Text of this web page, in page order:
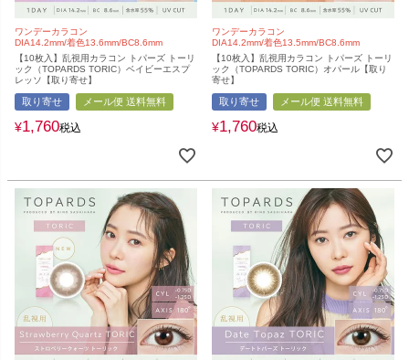
ワンデーカラコン
DIA14.2mm/着色13.6mm/BC8.6mm
【10枚入】乱視用カラコン トパーズ トーリ
ック（TOPARDS TORIC）ベイビーエスプ
レッソ【取り寄せ】
取り寄せ メール便 送料無料
¥1,760税込
ワンデーカラコン
DIA14.2mm/着色13.5mm/BC8.6mm
【10枚入】乱視用カラコン トパーズ トーリ
ック（TOPARDS TORIC）オパール【取り
寄せ】
取り寄せ メール便 送料無料
¥1,760税込